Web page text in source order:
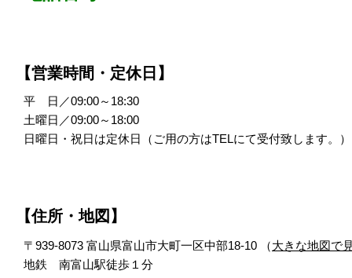
【営業時間・定休日】
平 日／09:00～18:30
土曜日／09:00～18:00
日曜日・祝日は定休日（ご用の方はTELにて受付致します。）
【住所・地図】
〒939-8073 富山県富山市大町一区中部18-10 （大きな地図で
地鉄 南富山駅徒歩１分